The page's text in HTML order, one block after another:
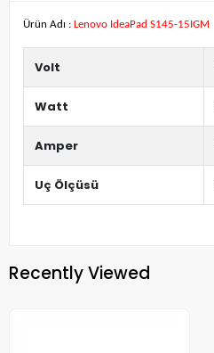
Ürün Adı : Lenovo IdeaPad S145-15IGM
Volt
Watt
Amper
Uç Ölçüsü
Recently Viewed